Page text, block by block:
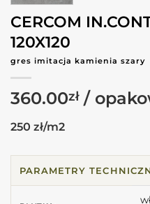
CERCOM
120X120
gres imitacja kamienia szary
360.00zł
250 zł/m2
PARAMETRY